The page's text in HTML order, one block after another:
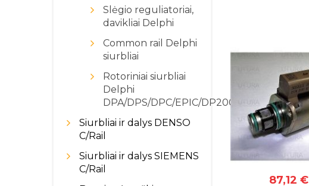
Slėgio reguliatoriai,
davikliai Delphi
Common rail Delphi
siurbliai
Rotoriniai siurbliai
Delphi
DPA/DPS/DPC/EPIC/DP200/DP300
Siurbliai ir dalys DENSO
C/Rail
Siurbliai ir dalys SIEMENS
C/Rail
87,12 €